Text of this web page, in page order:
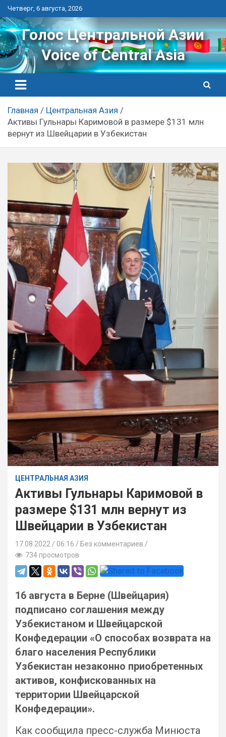
Перейти
к
контенту
Четверг, 6 августа, 2026
Голос Центральной Азии
Voice of Central Asia
Главная
Центральная Азия
Активы Гульнары Каримовой в размере $131 млн
вернут из Швейцарии в Узбекистан
ЦЕНТРАЛЬНАЯ АЗИЯ
Активы Гульнары Каримовой в
размере $131 млн вернут из
Швейцарии в Узбекистан
17.08.2022 06:16 / Без комментариев
734 просмотров
16 августа в Берне (Швейцария)
подписано соглашения между
Узбекистаном и Швейцарской
Конфедерации «О способах возврата на
благо населения Республики
Узбекистан незаконно приобретенных
активов, конфискованных на
территории Швейцарской
Конфедерации».
Как сообщила пресс-служба Минюста